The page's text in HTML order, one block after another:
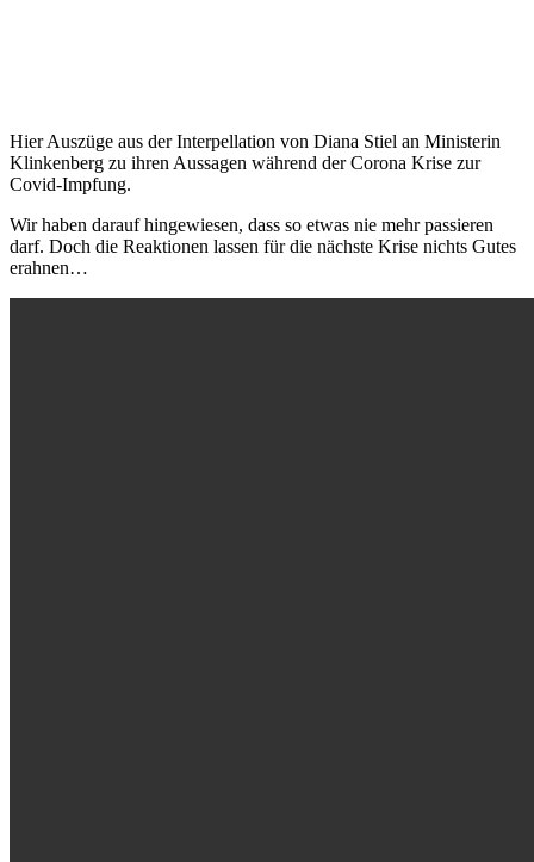
Hier Auszüge aus der Interpellation von Diana Stiel an Ministerin
Klinkenberg zu ihren Aussagen während der Corona Krise zur
Covid-Impfung.
Wir haben darauf hingewiesen, dass so etwas nie mehr passieren
darf. Doch die Reaktionen lassen für die nächste Krise nichts Gutes
erahnen…